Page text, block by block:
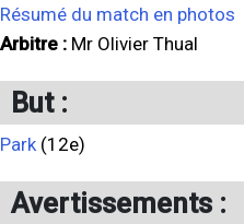
Résumé du match en photos
Arbitre : Mr Olivier Thual
But :
Park(12e)
Avertissements :